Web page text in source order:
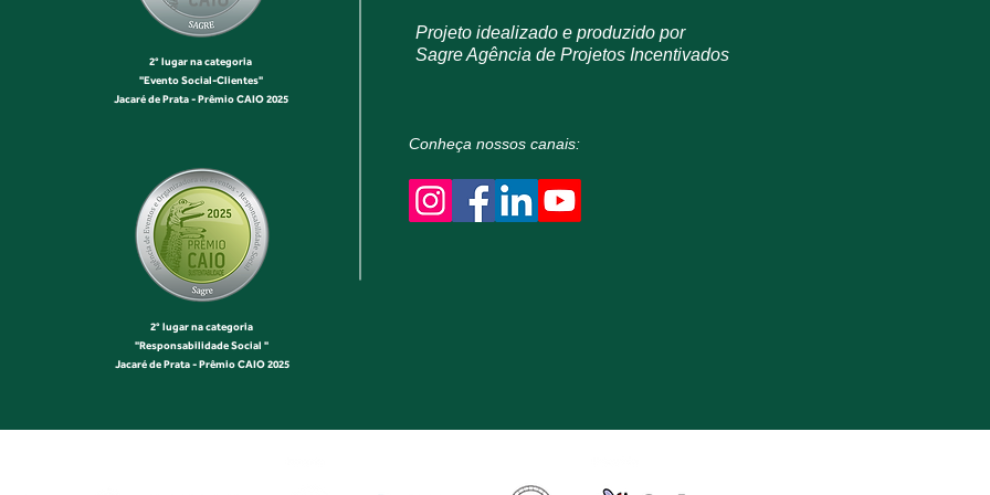
Projeto idealizado e produzido por
Sagre Agência de Projetos Incentivados
Conheça nossos canais:
2° lugar na categoria
"Evento Social-Clientes"
Jacaré de Prata - Prêmio CAIO 2025
2° lugar na categoria
"Responsabilidade Social "
Jacaré de Prata - Prêmio CAIO 2025